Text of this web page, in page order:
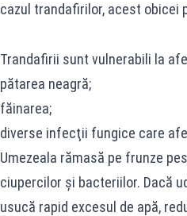
cazul trandafirilor, acest obicei
Trandafirii sunt vulnerabili la
pătarea neagră;
făinarea;
diverse infecţii fungice care
Umezeala rămasă pe frunze
ciupercilor şi bacteriilor. Dacă
usucă rapid excesul de apă,